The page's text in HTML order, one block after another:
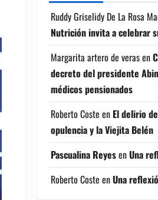
Ruddy Griselidy De La Rosa
Nutrición invita a celebrar
Margarita artero de verasen
decreto del presidente
médicos pensionados
Roberto Coste en El delirio
opulencia y la Viejita Belén
Pascualina ReyesenUna
Roberto Coste enUna